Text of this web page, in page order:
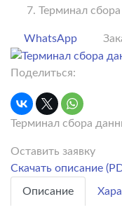
Терминал
WhatsApp
Поделиться:
Терминал сбора
Оставить заявку
Скачать описание
Описание